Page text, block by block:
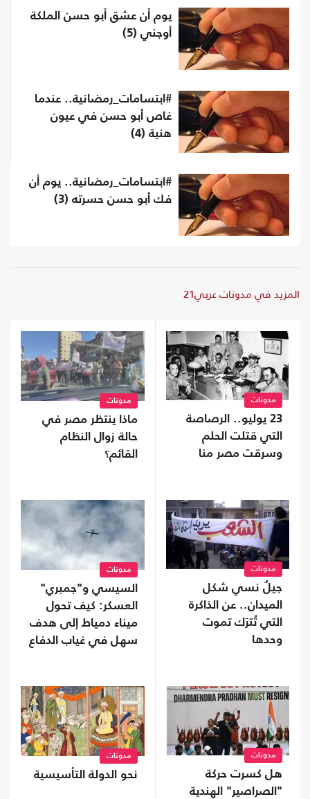
يوم أن عشق أبو حسن الملكة
أوجني (5)
#ابتسامات_رمضانية.. عندما
غاص أبو حسن في عيون
هنية (4)
#ابتسامات_رمضانية.. يوم أن
فك أبو حسن حسرته (3)
المزيد في مدونات عربي21
مدونات
23 يوليو.. الرصاصة
التي قتلت الحلم
وسرقت مصر منا
مدونات
ماذا ينتظر مصر في
حالة زوال النظام
القائم؟
مدونات
جيلٌ نسي شكل
الميدان.. عن الذاكرة
التي تُترَك تموت
وحدها
مدونات
السيسي و"جمبري"
العسكر: كيف تحول
ميناء دمياط إلى هدف
سهل في غياب الدفاع
مدونات
هل كسرت حركة
"الصراصير" الهندية
مدونات
نحو الدولة التأسيسية